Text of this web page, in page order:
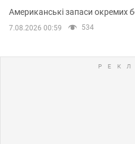
Американські запаси окремих
7.08.2026 00:59 534